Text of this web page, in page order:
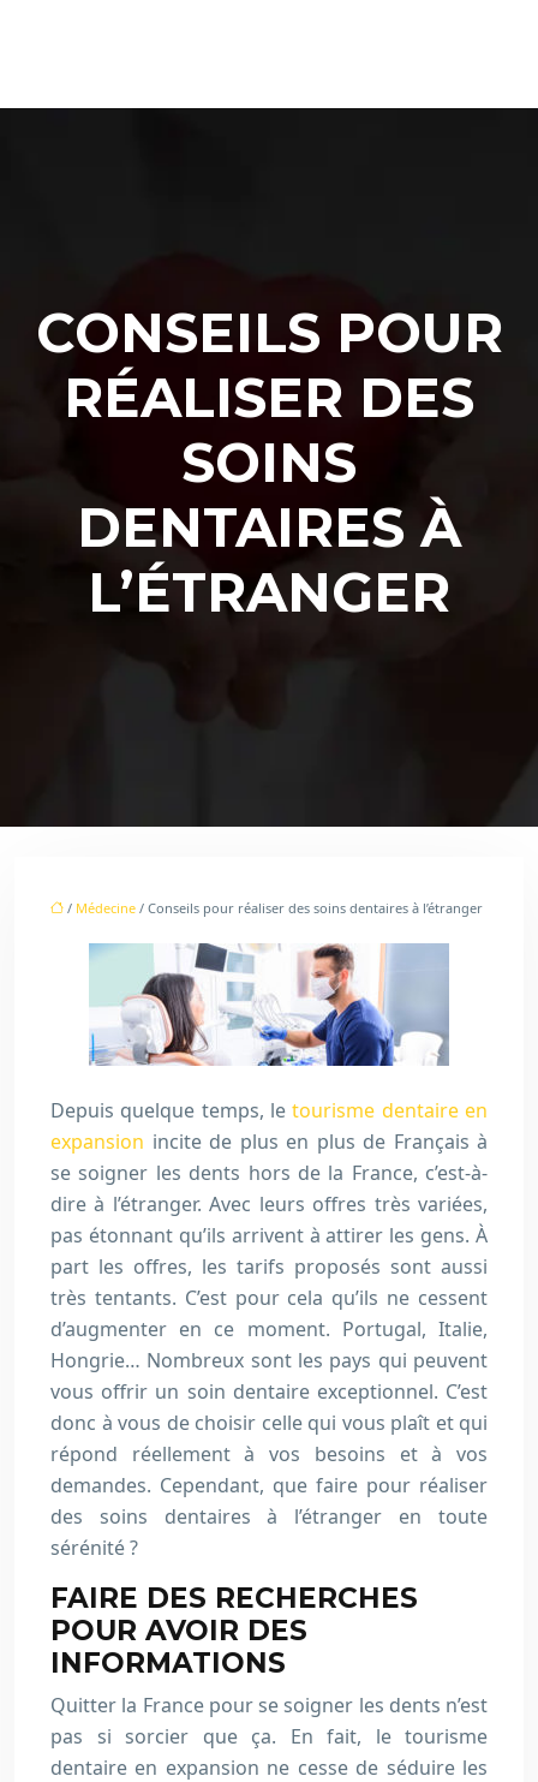
CONSEILS POUR
RÉALISER DES
SOINS
DENTAIRES À
L’ÉTRANGER
/ Médecine / Conseils pour réaliser des soins dentaires à l’étranger
Depuis quelque temps, letourisme dentaire en
expansion incite de plus en plus de Français à
se soigner les dents hors de la France, c’est-à-
dire à l’étranger. Avec leurs offres très variées,
pas étonnant qu’ils arrivent à attirer les gens. À
part les offres, les tarifs proposés sont aussi
très tentants. C’est pour cela qu’ils ne cessent
d’augmenter en ce moment. Portugal, Italie,
Hongrie… Nombreux sont les pays qui peuvent
vous offrir un soin dentaire exceptionnel. C’est
donc à vous de choisir celle qui vous plaît et qui
répond réellement à vos besoins et à vos
demandes. Cependant, que faire pour réaliser
des soins dentaires à l’étranger en toute
sérénité ?
FAIRE DES RECHERCHES
POUR AVOIR DES
INFORMATIONS
Quitter la France pour se soigner les dents n’est
pas si sorcier que ça. En fait, le tourisme
dentaire en expansion ne cesse de séduire les